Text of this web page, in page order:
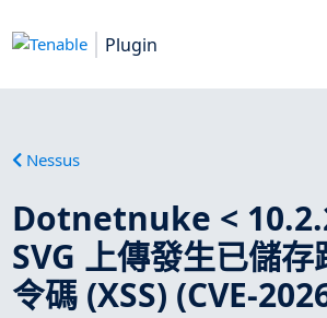
Plugin
Nessus
Dotnetnuke <
SVG 上傳發生已儲
令碼 (XSS) (CVE-